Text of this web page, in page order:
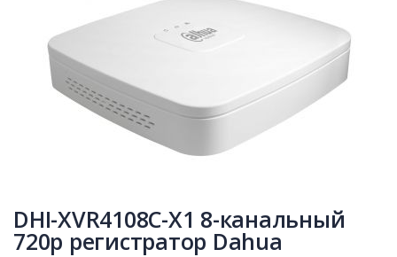
DHI-XVR4108C-X1 8-канальный
720p регистратор Dahua